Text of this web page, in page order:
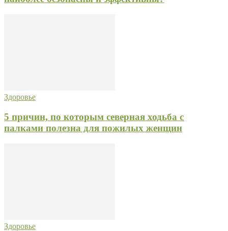
Здоровье
5 причин, по которым северная ходьба с
палками полезна для пожилых женщин
Здоровье